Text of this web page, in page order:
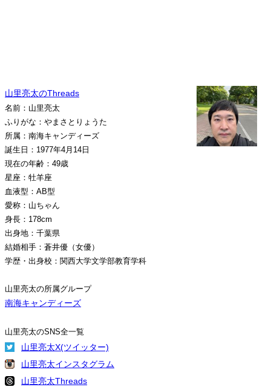
山里亮太のThreads
名前：山里亮太
ふりがな：やまさとりょうた
所属：南海キャンディーズ
誕生日：1977年4月14日
現在の年齢：49歳
星座：牡羊座
血液型：AB型
愛称：山ちゃん
身長：178cm
出身地：千葉県
結婚相手：蒼井優（女優）
学歴・出身校：関西大学文学部教育学科
山里亮太の所属グループ
南海キャンディーズ
山里亮太のSNS全一覧
山里亮太X(ツイッター)
山里亮太インスタグラム
山里亮太Threads